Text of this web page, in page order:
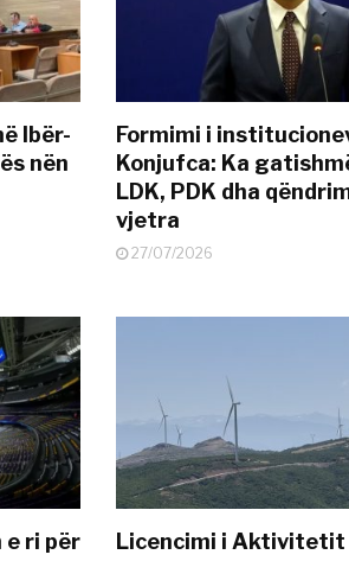
Ibër-
nën
Formimi i
Konjufca: Ka
LDK, PDK dha
vjetra
27/07/2026
e ri për
Licencimi i